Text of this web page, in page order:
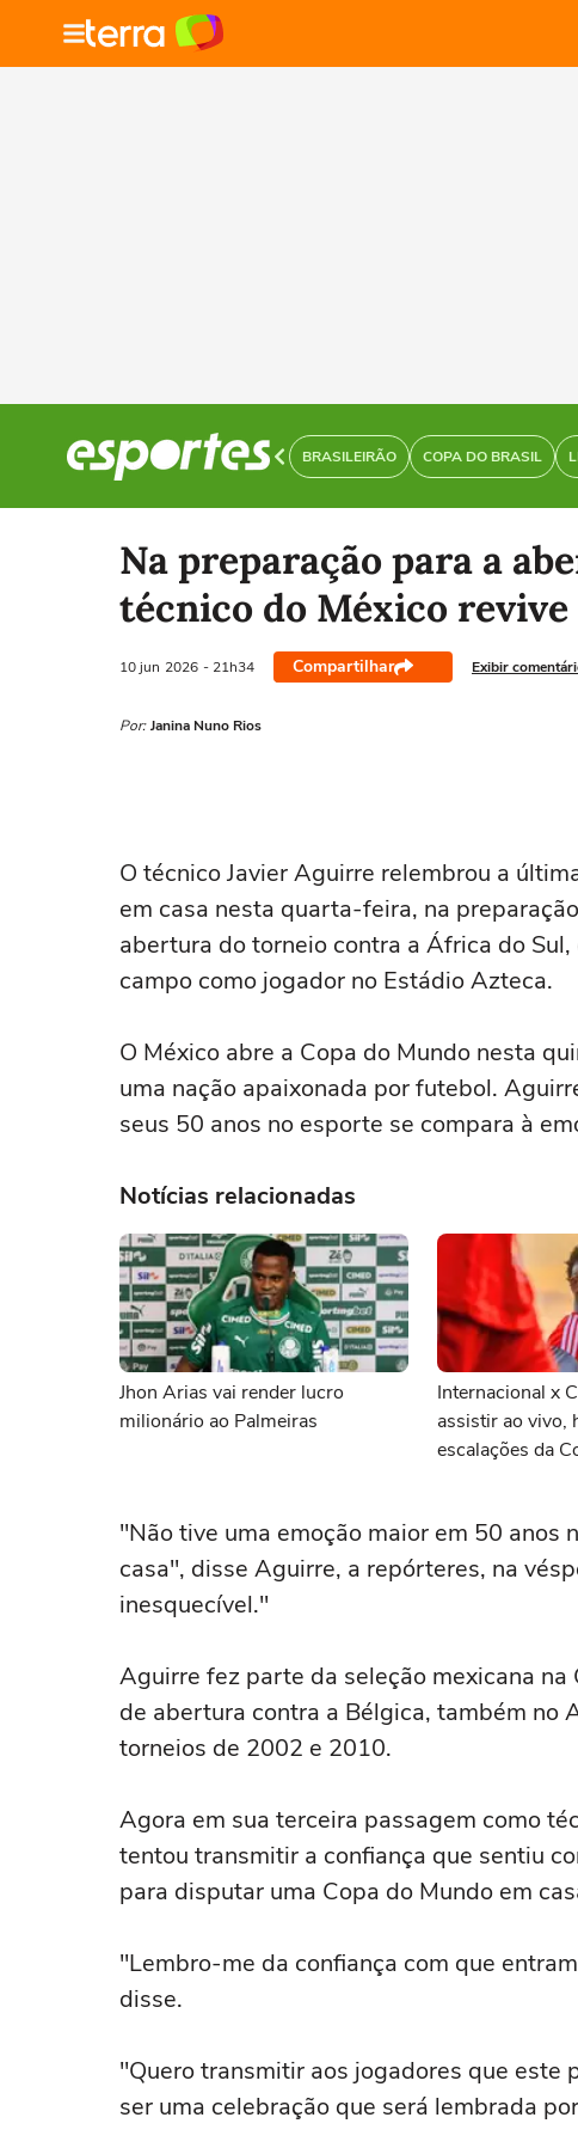
BRASILEIRÃO COPA DO BRASIL
Na preparação para a
técnico do México revive
10 jun 2026 - 21h34 Compartilhar Exibir
Por: Janina Nuno Rios
‌O técnico Javier Aguirre relembrou a
em casa nesta quarta-feira, na
abertura do torneio contra a África do
campo como ⁠jogador no Estádio Azteca.
O México abre a Copa do Mundo nesta
uma nação apaixonada por futebol.
seus 50 anos no ‌esporte se compara à
Notícias relacionadas
Jhon Arias vai render lucro
milionário ao Palmeiras
Internacional x
assistir ao vivo,
escalações da
"Não tive uma emoção maior em 50 ⁠anos
casa", disse Aguirre, a repórteres, na
inesquecível."
Aguirre fez parte da seleção mexicana
de abertura contra a ‌Bélgica, também no
torneios de ‌2002 e 2010.
Agora ⁠em sua terceira ⁠passagem como
tentou transmitir a ⁠confiança que sentiu
para disputar uma Copa do Mundo em
"Lembro-me da confiança com que
disse.
"Quero transmitir aos jogadores que este
ser uma celebração que será lembrada